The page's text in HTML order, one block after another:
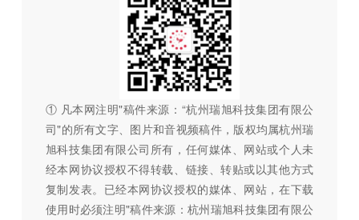
① 凡本网注明"稿件来源：“杭州瑞旭科技集团有限公
司"的所有文字、图片和音视频稿件，版权均属杭州瑞
旭科技集团有限公司所有，任何媒体、网站或个人未
经本网协议授权不得转载、链接、转贴或以其他方式
复制发表。已经本网协议授权的媒体、网站，在下载
使用时必须注明"稿件来源：杭州瑞旭科技集团有限公